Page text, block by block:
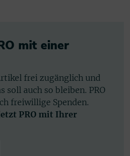
mit einer
frei zugänglich und
soll auch so bleiben. PRO
freiwillige Spenden.
PRO mit Ihrer